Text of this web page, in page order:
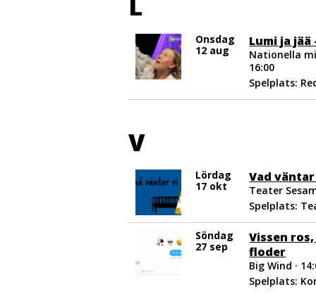
Onsdag
12 aug
Lumi ja jää
Nationella
16:00
Spelplats:
V
Lördag
17 okt
Vad väntar
Teater
Spelplats:
Söndag
27 sep
Vissen
floder
Big Wind ·
Spelplats: